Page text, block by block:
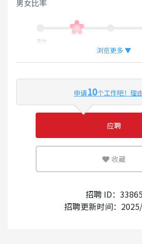
男女比率
男性
外国人工作的比率
可灵活运用英语或母语的环境
浏览更多 ▼
申请10个工作吧！理
应聘
收藏
招聘 ID：33865
招聘更新时间：